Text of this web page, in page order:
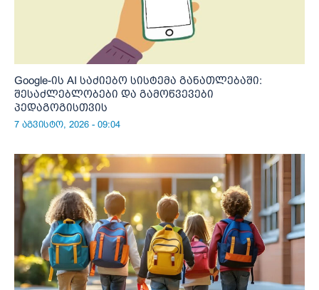
Google-ის AI საძიებო სისტემა განათლებაში:
შესაძლებლობები და გამოწვევები
პედაგოგისთვის
7 აგვისტო, 2026 - 09:04